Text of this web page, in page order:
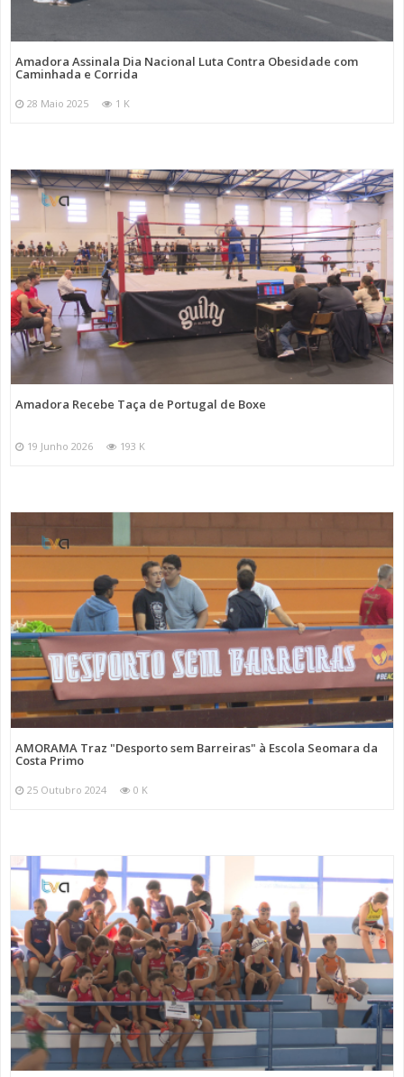
Amadora Assinala Dia Nacional Luta Contra Obesidade com
Caminhada e Corrida
28 Maio 2025 1 K
Amadora Recebe Taça de Portugal de Boxe
19 Junho 2026 193 K
AMORAMA Traz "Desporto sem Barreiras" à Escola Seomara da
Costa Primo
25 Outubro 2024 0 K